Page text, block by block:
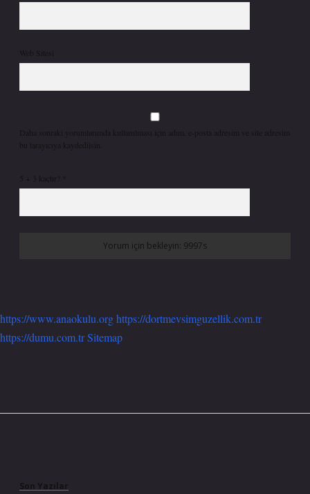
Web Sitesi
Daha sonraki yorumlarımda kullanılması için adım, e-posta adresim ve site adresim
bu tarayıcıya kaydedilsin.
5 + 3 kaçtır?
https://www.anaokulu.orghttps://dortmevsimguzellik.com.tr
https://dumu.com.trSitemap
Son Yazılar